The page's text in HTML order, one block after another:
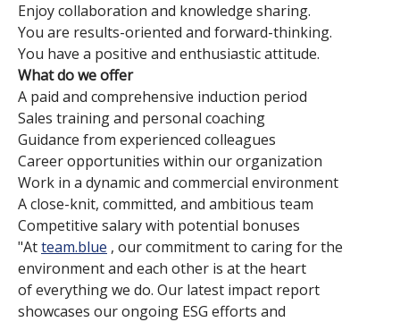
Enjoy collaboration and knowledge sharing.
You are results-oriented and forward-thinking.
You have a positive and enthusiastic attitude.
What do we offer
A paid and comprehensive induction period
Sales training and personal coaching
Guidance from experienced colleagues
Career opportunities within our organization
Work in a dynamic and commercial environment
A close-knit, committed, and ambitious team
Competitive salary with potential bonuses
"Atteam.blue , our commitment to caring for the
environment and each other is at the heart
of everything we do. Our latest impact report
showcases our ongoing ESG efforts and